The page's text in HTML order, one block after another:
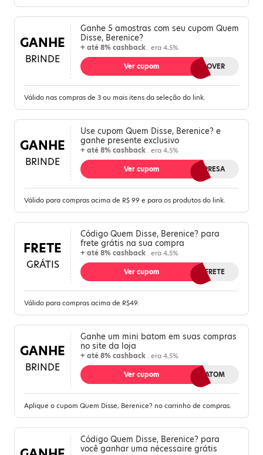
GANHE
BRINDE
Ganhe 5 amostras com seu cupom Quem
Disse, Berenice?
+ até 8% cashback . era 4,5%
AMOSTRALOVER
Ver cupom
Válido nas compras de 3 ou mais itens da seleção do link.
GANHE
BRINDE
Use cupom Quem Disse, Berenice? e
ganhe presente exclusivo
+ até 8% cashback . era 4,5%
AMOSURPRESA
Ver cupom
Válido para compras acima de R$ 99 e para os produtos do link.
FRETE
GRÁTIS
Código Quem Disse, Berenice? para
frete grátis na sua compra
+ até 8% cashback . era 4,5%
QUEROFRETE
Ver cupom
Válido para compras acima de R$49.
GANHE
BRINDE
Ganhe um mini batom em suas compras
no site da loja
+ até 8% cashback . era 4,5%
QUEROBATOM
Ver cupom
Aplique o cupom Quem Disse, Berenice? no carrinho de compras.
Código Quem Disse, Berenice? para
você ganhar uma nécessaire grátis